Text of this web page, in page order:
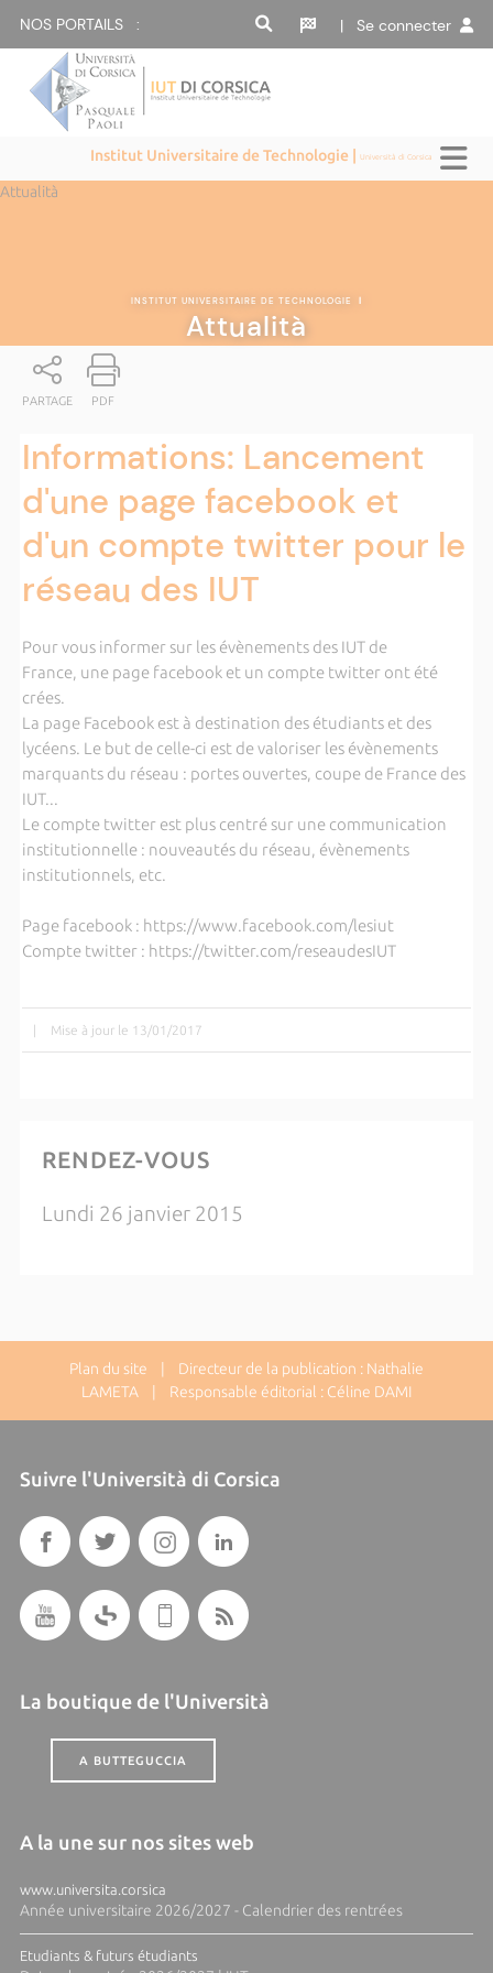
NOS PORTAILS : | Se connecter
Institut Universitaire de Technologie |Università di Corsica
Attualità
INSTITUT UNIVERSITAIRE DE TECHNOLOGIE |
Attualità
PARTAGE PDF
Informations: Lancement
d'une page facebook et
d'un compte twitter pour le
réseau des IUT
Pour vous informer sur les évènements des IUT de
France, une page facebook et un compte twitter ont été
crées.
La page Facebook est à destination des étudiants et des
lycéens. Le but de celle-ci est de valoriser les évènements
marquants du réseau : portes ouvertes, coupe de France des
IUT...
Le compte twitter est plus centré sur une communication
institutionnelle : nouveautés du réseau, évènements
institutionnels, etc.
Page facebook : https://www.facebook.com/lesiut
Compte twitter : https://twitter.com/reseaudesIUT
| Mise à jour le 13/01/2017
RENDEZ-VOUS
Lundi 26 janvier 2015
Plan du site | Directeur de la publication : Nathalie
LAMETA | Responsable éditorial : Céline DAMI
Suivre l'Università di Corsica
La boutique de l'Università
A BUTTEGUCCIA
A la une sur nos sites web
www.universita.corsica
Année universitaire 2026/2027 - Calendrier des rentrées
Etudiants & futurs étudiants